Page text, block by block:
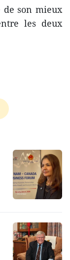
de son mieux
les deux